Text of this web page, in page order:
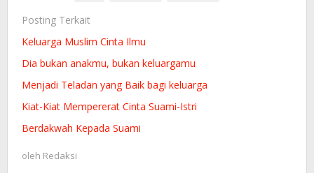
Posting Terkait
Keluarga Muslim Cinta Ilmu
Dia bukan anakmu, bukan keluargamu
Menjadi Teladan yang Baik bagi keluarga
Kiat-Kiat Mempererat Cinta Suami-Istri
Berdakwah Kepada Suami
oleh Redaksi